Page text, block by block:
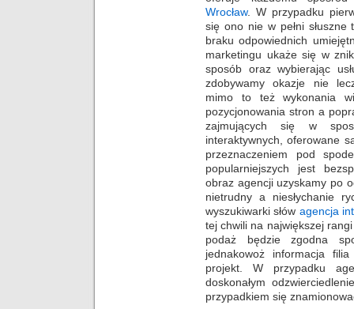
Wrocław. W przypadku
się ono nie w pełni
braku odpowiednich
marketingu ukaże się w
sposób oraz wybierając
zdobywamy okazje nie
mimo to też wykonania
pozycjonowania stron a
zajmujących się w
interaktywnych, oferowane
przeznaczeniem pod
popularniejszych jest
obraz agencji uzyskamy po
nietrudny a niesłychanie
wyszukiwarki słów agencja
tej chwili na największej
podaż będzie zgodna
jednakowoż informacja
projekt. W przypadku
doskonałym
przypadkiem się